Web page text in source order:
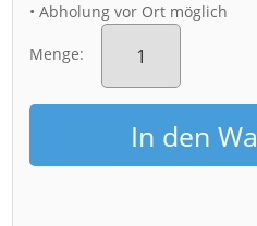
• Abholung vor Ort möglich
Menge:
Poster
(01521)
Skyline
zum
Sonnenaufgang
MengeIn den